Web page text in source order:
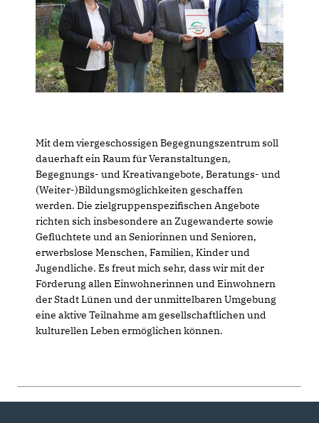
Mit dem viergeschossigen Begegnungszentrum soll
dauerhaft ein Raum für Veranstaltungen,
Begegnungs- und Kreativangebote, Beratungs- und
(Weiter-)Bildungsmöglichkeiten geschaffen
werden. Die zielgruppenspezifischen Angebote
richten sich insbesondere an Zugewanderte sowie
Geflüchtete und an Seniorinnen und Senioren,
erwerbslose Menschen, Familien, Kinder und
Jugendliche. Es freut mich sehr, dass wir mit der
Förderung allen Einwohnerinnen und Einwohnern
der Stadt Lünen und der unmittelbaren Umgebung
eine aktive Teilnahme am gesellschaftlichen und
kulturellen Leben ermöglichen können.